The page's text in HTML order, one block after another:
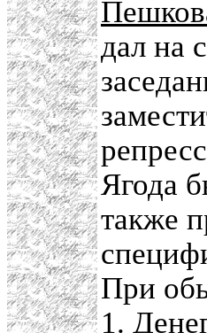
дал на
Ягода
также
При
1.